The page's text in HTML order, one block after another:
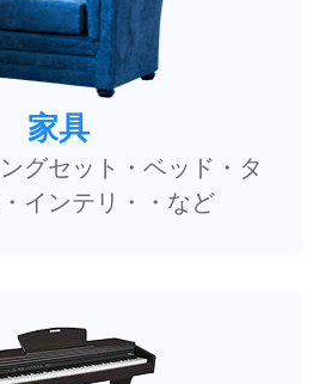
家具
グセット・ベッド・タ
インテリ・・など